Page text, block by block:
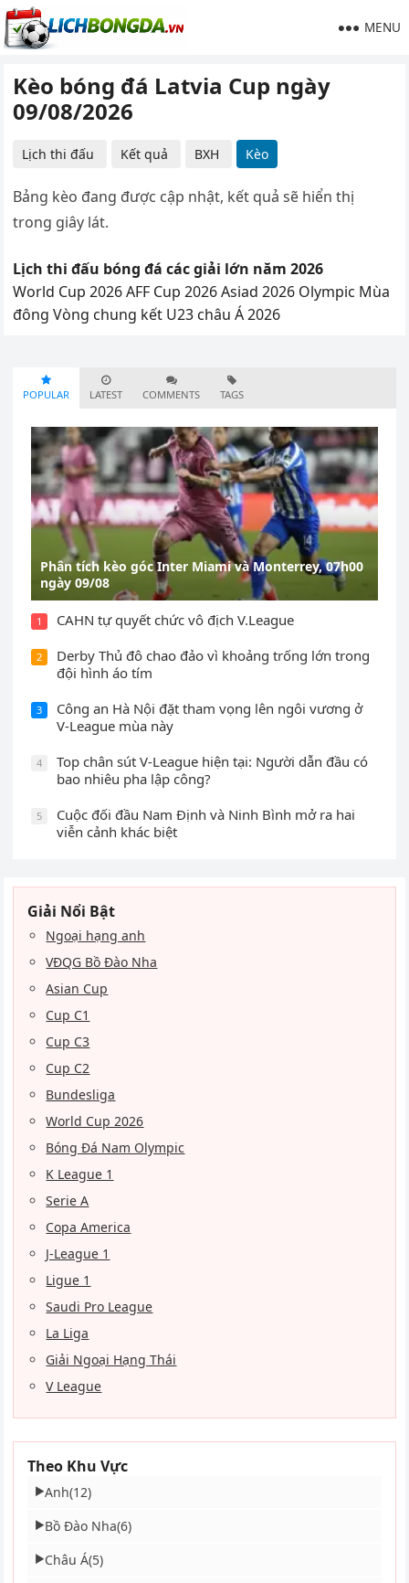
MENU
Kèo bóng đá Latvia Cup ngày
09/08/2026
Lịch thi đấu Kết quả BXH Kèo
Bảng kèo đang được cập nhật, kết quả sẽ hiển thị
trong giây lát.
Lịch thi đấu bóng đá các giải lớn năm 2026
World Cup 2026 AFF Cup 2026 Asiad 2026 Olympic Mùa
đông Vòng chung kết U23 châu Á 2026
POPULAR LATEST COMMENTS TAGS
Phân tích kèo góc Inter Miami và Monterrey, 07h00
ngày 09/08
1 CAHN tự quyết chức vô địch V.League
2
Derby Thủ đô chao đảo vì khoảng trống lớn trong
đội hình áo tím
3
Công an Hà Nội đặt tham vọng lên ngôi vương ở
V-League mùa này
4
Top chân sút V-League hiện tại: Người dẫn đầu có
bao nhiêu pha lập công?
5
Cuộc đối đầu Nam Định và Ninh Bình mở ra hai
viễn cảnh khác biệt
Giải Nổi Bật
Ngoại hạng anh
VĐQG Bồ Đào Nha
Asian Cup
Cup C1
Cup C3
Cup C2
Bundesliga
World Cup 2026
Bóng Đá Nam Olympic
K League 1
Serie A
Copa America
J-League 1
Ligue 1
Saudi Pro League
La Liga
Giải Ngoại Hạng Thái
V League
Theo Khu Vực
▶Anh(12)
▶Bồ Đào Nha(6)
▶Châu Á(5)